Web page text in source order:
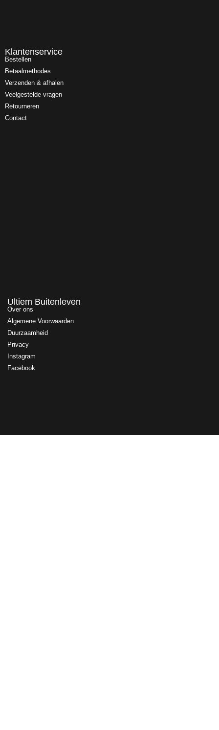
Klantenservice
Bestellen
Betaalmethodes
Verzenden & afhalen
Veelgestelde vragen
Retourneren
Contact
Ultiem Buitenleven
Over ons
Algemene Voorwaarden
Duurzaamheid
Privacy
Instagram
Facebook